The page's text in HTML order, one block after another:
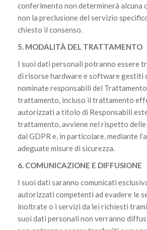
conferimento non determinerà alcuna
non la preclusione del servizio
chiesto il consenso.
5. MODALITÀ DEL TRATTAMENTO
I suoi dati personali potranno essere
di risorse hardware e software gestiti
nominate responsabili del
trattamento, incluso il trattamento
autorizzati a titolo di Responsabili
trattamento, avviene nel rispetto
dal GDPR e, in particolare, mediante
adeguate misure di sicurezza.
6. COMUNICAZIONE E DIFFUSIONE
I suoi dati saranno comunicati
autorizzati competenti ad evadere le
inoltrate o i servizi da lei richiesti
suoi dati personali non verranno